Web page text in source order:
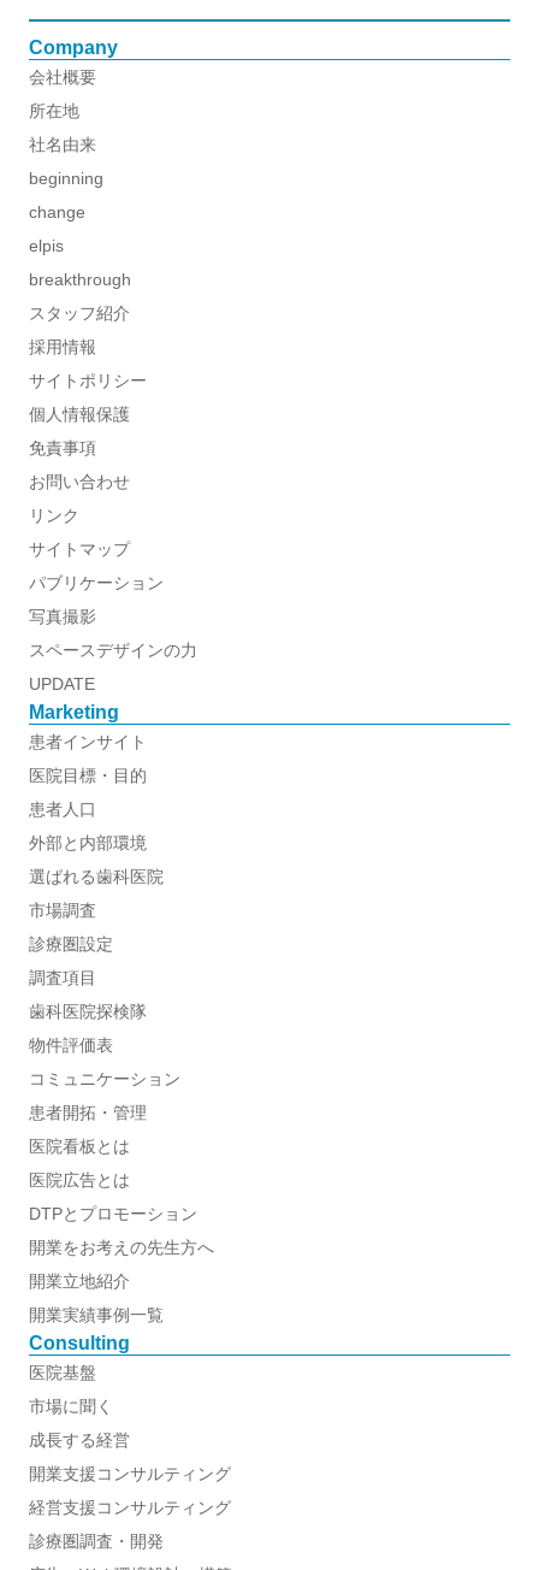
Company
会社概要
所在地
社名由来
beginning
change
elpis
breakthrough
スタッフ紹介
採用情報
サイトポリシー
個人情報保護
免責事項
お問い合わせ
リンク
サイトマップ
パブリケーション
写真撮影
スペースデザインの力
UPDATE
Marketing
患者インサイト
医院目標・目的
患者人口
外部と内部環境
選ばれる歯科医院
市場調査
診療圏設定
調査項目
歯科医院探検隊
物件評価表
コミュニケーション
患者開拓・管理
医院看板とは
医院広告とは
DTPとプロモーション
開業をお考えの先生方へ
開業立地紹介
開業実績事例一覧
Consulting
医院基盤
市場に聞く
成長する経営
開業支援コンサルティング
経営支援コンサルティング
診療圏調査・開発